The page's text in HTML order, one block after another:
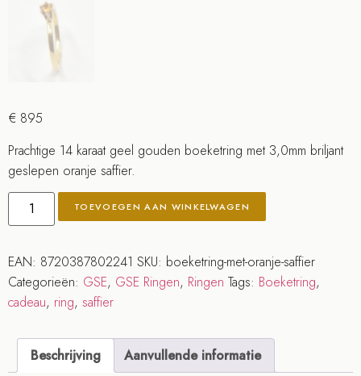
€ 895
Prachtige 14 karaat geel gouden boeketring met 3,0mm briljant
geslepen oranje saffier.
TOEVOEGEN AAN WINKELWAGEN
EAN: 8720387802241 SKU: boeketring-met-oranje-saffier
Categorieën: GSE, GSE Ringen, Ringen Tags: Boeketring,
cadeau, ring, saffier
Beschrijving Aanvullende informatie